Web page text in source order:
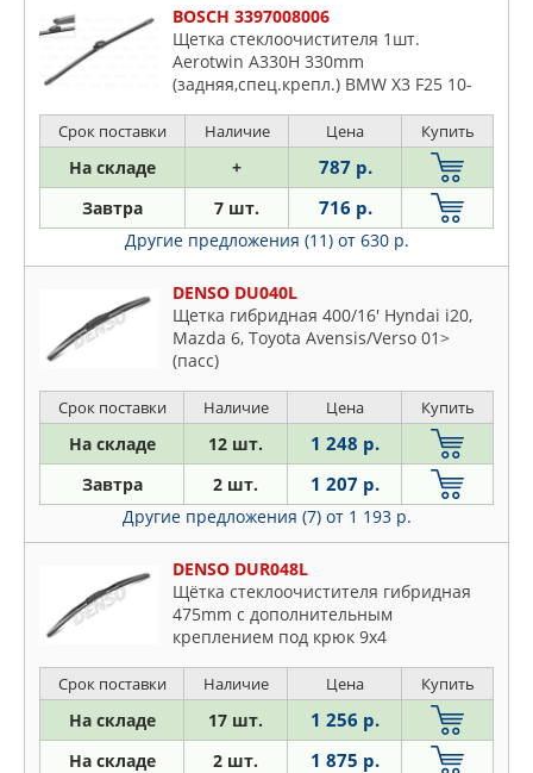
Touareg
Touran
Up
Vento
Voyage
BOSCH 3397008006
Щетка стеклоочистителя 1шт.
Aerotwin A330H 330mm
(задняя,спец.крепл.) BMW X3 F25 10-
Variant 07-,09- Polo 01- Tiguan 07-
Touareg 03-10 SKODA Fabia/Roomster
06- SEAT Altea 04- ExeoST 09-
Срок поставки Наличие Цена Купить
На складе + 787 р.
Завтра 7 шт. 716 р.
Другие предложения (11) от 630 р.
DENSO DU040L
Щетка гибридная 400/16' Hyndai i20,
Mazda 6, Toyota Avensis/Verso 01>
(пасс)
Срок поставки Наличие Цена Купить
На складе 12 шт. 1 248 р.
Завтра 2 шт. 1 207 р.
Другие предложения (7) от 1 193 р.
DENSO DUR048L
Щётка стеклоочистителя гибридная
475mm c дополнительным
креплением под крюк 9x4
Срок поставки Наличие Цена Купить
На складе 17 шт. 1 256 р.
На складе 2 шт. 1 875 р.